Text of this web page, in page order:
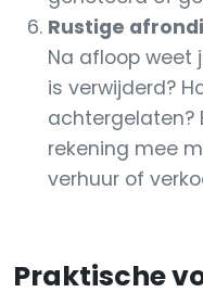
Rustige
Na afloop weet
is verwijderd?
achtergelaten?
rekening mee
verhuur of
Praktische